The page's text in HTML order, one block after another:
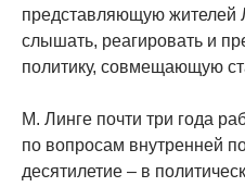
представляющую жителей
слышать, реагировать и
политику, совмещающую
М. Линге почти три года
по вопросам внутренней
десятилетие – в